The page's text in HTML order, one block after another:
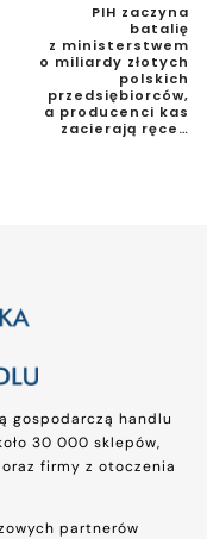
PIH zaczyna
batalię
z ministerstwem
o miliardy złotych
polskich
przedsiębiorców,
a producenci kas
zacierają ręce…
gospodarczą handlu
30 000 sklepów,
firmy z otoczenia
partnerów